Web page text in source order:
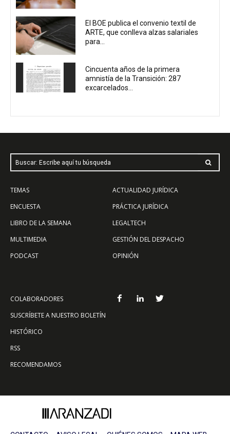
El BOE publica el convenio textil de
ARTE, que conlleva alzas salariales
para...
Cincuenta años de la primera
amnistía de la Transición: 287
excarcelados...
Buscar: Escribe aquí tu búsqueda
TEMAS
ENCUESTA
LIBRO DE LA SEMANA
MULTIMEDIA
PODCAST
ACTUALIDAD JURÍDICA
PRÁCTICA JURÍDICA
LEGALTECH
GESTIÓN DEL DESPACHO
OPINIÓN
COLABORADORES
SUSCRÍBETE A NUESTRO BOLETÍN
HISTÓRICO
RSS
RECOMENDAMOS